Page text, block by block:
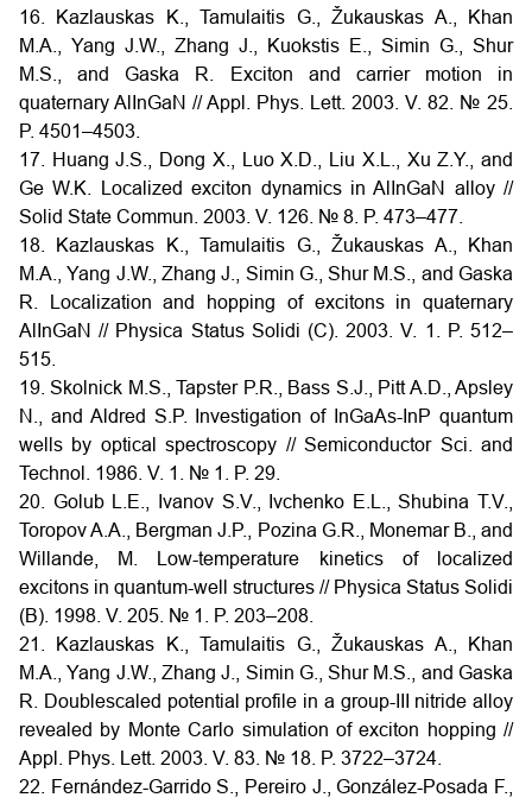
16. Kazlauskas K., Tamulaitis G., Žukauskas A., Khan
M.A., Yang J.W., Zhang J., Kuokstis E., Simin G., Shur
M.S., and Gaska R. Exciton and carrier motion in
quaternary AlInGaN // Appl. Phys. Lett. 2003. V. 82. № 25.
P. 4501–4503.
17. Huang J.S., Dong X., Luo X.D., Liu X.L., Xu Z.Y., and
Ge W.K. Localized exciton dynamics in AlInGaN alloy //
Solid State Commun. 2003. V. 126. № 8. P. 473–477.
18. Kazlauskas K., Tamulaitis G., Žukauskas A., Khan
M.A., Yang J.W., Zhang J., Simin G., Shur M.S., and Gaska
R. Localization and hopping of excitons in quaternary
AlInGaN // Physica Status Solidi (C). 2003. V. 1. P. 512–
515.
19. Skolnick M.S., Tapster P.R., Bass S.J., Pitt A.D., Apsley
N., and Aldred S.P. Investigation of InGaAs-InP quantum
wells by optical spectroscopy // Semiconductor Sci. and
Technol. 1986. V. 1. № 1. P. 29.
20. Golub L.E., Ivanov S.V., Ivchenko E.L., Shubina T.V.,
Toropov A.A., Bergman J.P., Pozina G.R., Monemar B., and
Willande, M. Low-temperature kinetics of localized
excitons in quantum-well structures // Physica Status Solidi
(B). 1998. V. 205. № 1. P. 203–208.
21. Kazlauskas K., Tamulaitis G., Žukauskas A., Khan
M.A., Yang J.W., Zhang J., Simin G., Shur M.S., and Gaska
R. Doublescaled potential profile in a group-III nitride alloy
revealed by Monte Carlo simulation of exciton hopping //
Appl. Phys. Lett. 2003. V. 83. № 18. P. 3722–3724.
22. Fernández-Garrido S., Pereiro J., González-Posada F.,